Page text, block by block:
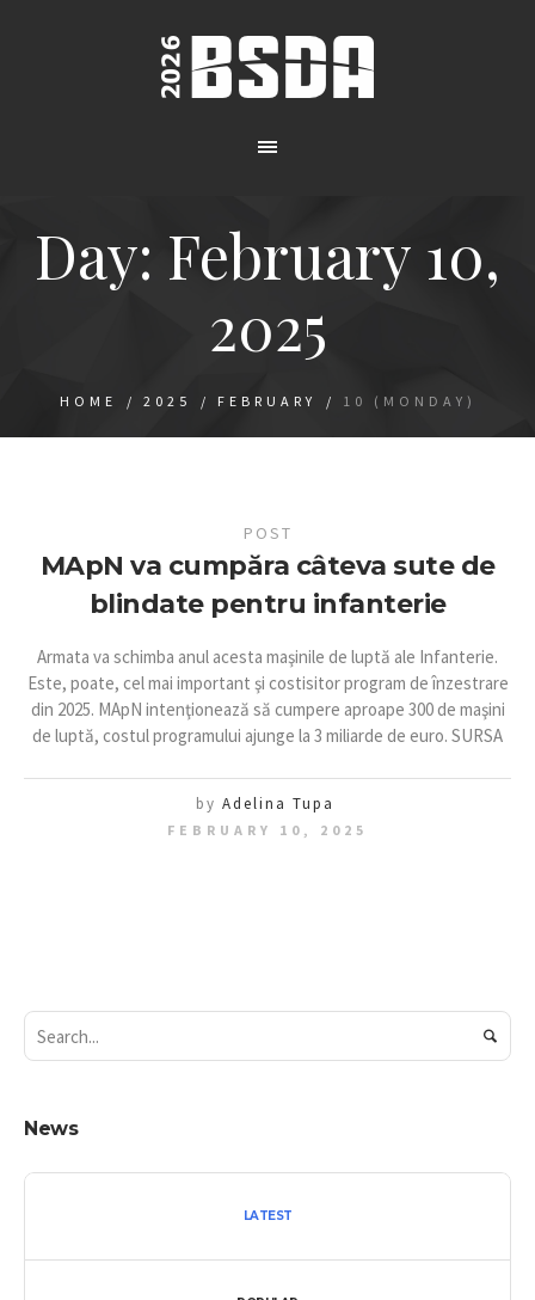
Day: February 10,
2025
HOME / 2025 / FEBRUARY / 10 (MONDAY)
POST
MApN va cumpăra câteva sute de
blindate pentru infanterie
Armata va schimba anul acesta maşinile de luptă ale Infanterie.
Este, poate, cel mai important şi costisitor program de înzestrare
din 2025. MApN intenţionează să cumpere aproape 300 de maşini
de luptă, costul programului ajunge la 3 miliarde de euro. SURSA
by Adelina Tupa
FEBRUARY 10, 2025
News
LATEST